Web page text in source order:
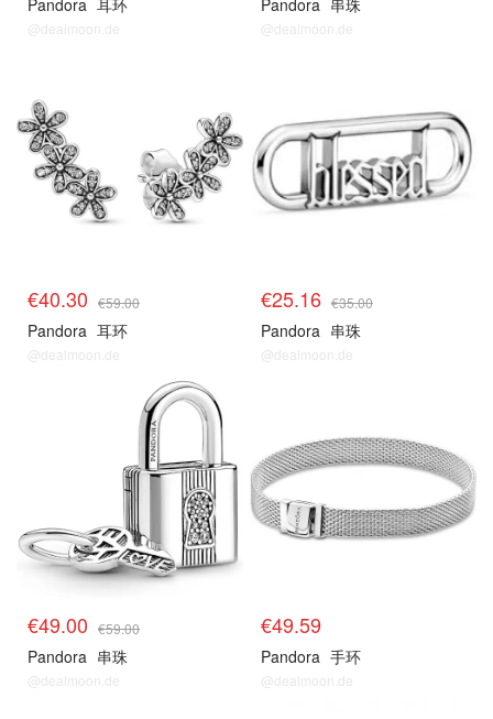
Pandora 耳环
@dealmoon.de
Pandora 串珠
@dealmoon.de
€40.30 €59.00
Pandora 耳环
@dealmoon.de
€25.16 €35.00
Pandora 串珠
@dealmoon.de
€49.00 €59.00
Pandora 串珠
@dealmoon.de
€49.59
Pandora 手环
@dealmoon.de